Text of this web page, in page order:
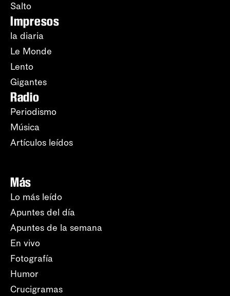
Salto
Impresos
la diaria
Le Monde
Lento
Gigantes
Radio
Periodismo
Música
Artículos leídos
Más
Lo más leído
Apuntes del día
Apuntes de la semana
En vivo
Fotografía
Humor
Crucigramas